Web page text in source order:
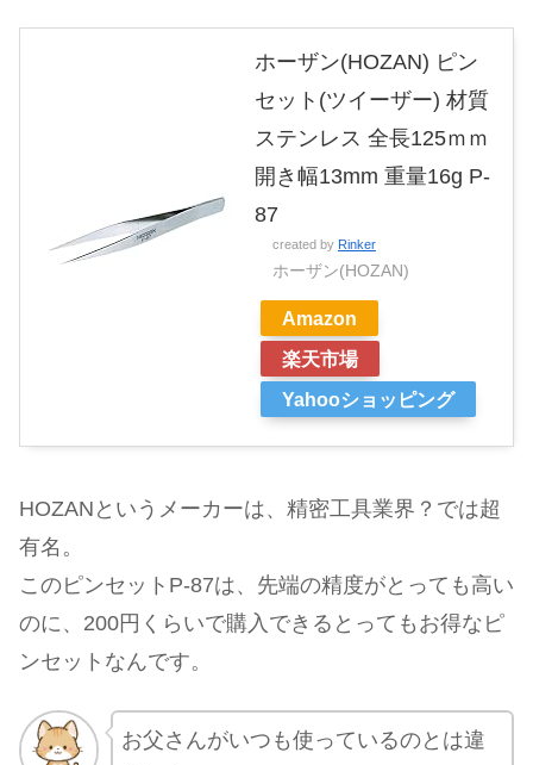
ホーザン(HOZAN) ピン
セット(ツイーザー) 材質
ステンレス 全長125ｍｍ
開き幅13mm 重量16g P-
87
created by Rinker
ホーザン(HOZAN)
Amazon
楽天市場
Yahooショッピング
HOZANというメーカーは、精密工具業界？では超
有名。
このピンセットP-87は、先端の精度がとっても高い
のに、200円くらいで購入できるとってもお得なピ
ンセットなんです。
お父さんがいつも使っているのとは違